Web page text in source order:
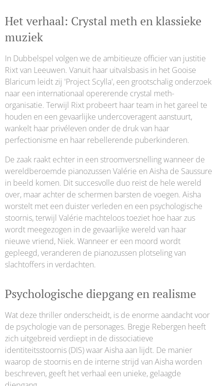
Het verhaal: Crystal meth en klassieke
muziek
In Dubbelspel volgen we de ambitieuze officier van justitie
Rixt van Leeuwen. Vanuit haar uitvalsbasis in het Gooise
Blaricum leidt zij 'Project Scylla', een grootschalig onderzoek
naar een internationaal opererende crystal meth-
organisatie. Terwijl Rixt probeert haar team in het gareel te
houden en een gevaarlijke undercoveragent aanstuurt,
wankelt haar privéleven onder de druk van haar
perfectionisme en haar rebellerende puberkinderen.
De zaak raakt echter in een stroomversnelling wanneer de
wereldberoemde pianozussen Valérie en Aisha de Saussure
in beeld komen. Dit succesvolle duo reist de hele wereld
over, maar achter de schermen barsten de voegen. Aisha
worstelt met een duister verleden en een psychologische
stoornis, terwijl Valérie machteloos toeziet hoe haar zus
wordt meegezogen in de gevaarlijke wereld van haar
nieuwe vriend, Niek. Wanneer er een moord wordt
gepleegd, veranderen de pianozussen plotseling van
slachtoffers in verdachten.
Psychologische diepgang en realisme
Wat deze thriller onderscheidt, is de enorme aandacht voor
de psychologie van de personages. Bregje Rebergen heeft
zich uitgebreid verdiept in de dissociatieve
identiteitsstoornis (DIS) waar Aisha aan lijdt. De manier
waarop de stoornis en de interne strijd van Aisha worden
beschreven, geeft het verhaal een unieke, gelaagde